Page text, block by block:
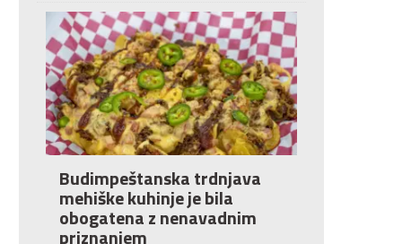
Budimpeštanska trdnjava
mehiške kuhinje je bila
obogatena z nenavadnim
priznanjem